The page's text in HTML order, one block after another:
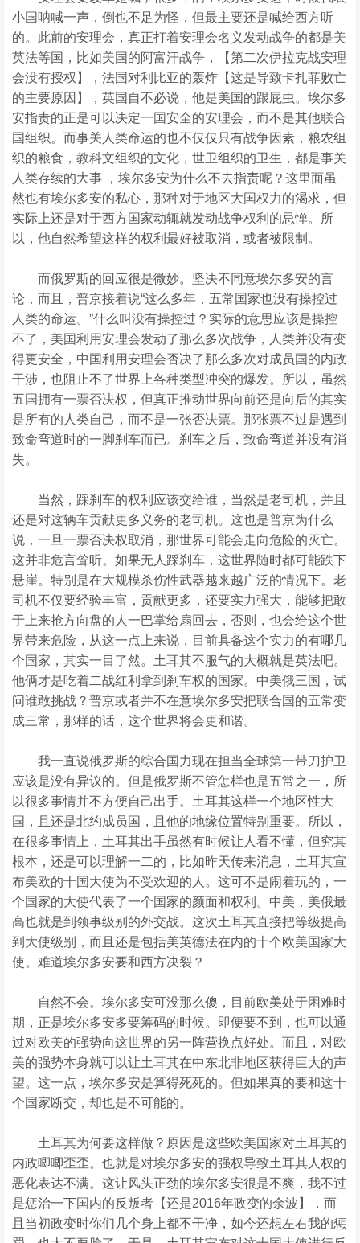
小国呐喊一声，倒也不足为怪，但最主要还是喊给西方听
的。此前的安理会，真正打着安理会名义发动战争的都是美
英法等国，比如美国的阿富汗战争，【第二次伊拉克战安理
会没有授权】，法国对利比亚的轰炸【这是导致卡扎菲败亡
的主要原因】，英国自不必说，他是美国的跟屁虫。埃尔多
安指责的正是可以决定一国安全的安理会，而不是其他联合
国组织。而事关人类命运的也不仅仅只有战争因素，粮农组
织的粮食，教科文组织的文化，世卫组织的卫生，都是事关
人类存续的大事 ，埃尔多安为什么不去指责呢？这里面虽
然也有埃尔多安的私心，那种对于地区大国权力的渴求，但
实际上还是对于西方国家动辄就发动战争权利的忌惮。所
以，他自然希望这样的权利最好被取消，或者被限制。
而俄罗斯的回应很是微妙。坚决不同意埃尔多安的言
论，而且，普京接着说“这么多年，五常国家也没有操控过
人类的命运。”什么叫没有操控过？实际的意思应该是操控
不了，美国利用安理会发动了那么多次战争，人类并没有变
得更安全，中国利用安理会否决了那么多次对成员国的内政
干涉，也阻止不了世界上各种类型冲突的爆发。所以，虽然
五国拥有一票否决权，但真正推动世界向前还是向后的其实
是所有的人类自己，而不是一张否决票。那张票不过是遇到
致命弯道时的一脚刹车而已。刹车之后，致命弯道并没有消
失。
当然，踩刹车的权利应该交给谁，当然是老司机，并且
还是对这辆车贡献更多义务的老司机。这也是普京为什么
说，一旦一票否决权取消，那世界可能会走向危险的灭亡。
这并非危言耸听。如果无人踩刹车，这世界随时都可能跌下
悬崖。特别是在大规模杀伤性武器越来越广泛的情况下。老
司机不仅要经验丰富，贡献更多，还要实力强大，能够把敢
于上来抢方向盘的人一巴掌给扇回去，否则，也会给这个世
界带来危险，从这一点上来说，目前具备这个实力的有哪几
个国家，其实一目了然。土耳其不服气的大概就是英法吧。
他俩才是吃着二战红利拿到刹车权的国家。中美俄三国，试
问谁敢挑战？普京或者并不在意埃尔多安把联合国的五常变
成三常，那样的话，这个世界将会更和谐。
我一直说俄罗斯的综合国力现在担当全球第一带刀护卫
应该是没有异议的。但是俄罗斯不管怎样也是五常之一，所
以很多事情并不方便自己出手。土耳其这样一个地区性大
国，且还是北约成员国，且他的地缘位置特别重要。所以，
在很多事情上，土耳其出手虽然有时候让人看不懂，但究其
根本，还是可以理解一二的，比如昨天传来消息，土耳其宣
布美欧的十国大使为不受欢迎的人。这可不是闹着玩的，一
个国家的大使代表了一个国家的颜面和权利。中美，美俄最
高也就是到领事级别的外交战。这次土耳其直接把等级提高
到大使级别，而且还是包括美英德法在内的十个欧美国家大
使。难道埃尔多安要和西方决裂？
自然不会。埃尔多安可没那么傻，目前欧美处于困难时
期，正是埃尔多安多要筹码的时候。即便要不到，也可以通
过对欧美的强势向这世界的另一阵营换点好处。而且，对欧
美的强势本身就可以让土耳其在中东北非地区获得巨大的声
望。这一点，埃尔多安是算得死死的。但如果真的要和这十
个国家断交，却也是不可能的。
土耳其为何要这样做？原因是这些欧美国家对土耳其的
内政唧唧歪歪。也就是对埃尔多安的强权导致土耳其人权的
恶化表达不满。这让风头正劲的埃尔多安很是不爽，我不过
是惩治一下国内的反叛者【还是2016年政变的余波】，而
且当初政变时你们几个身上都不干净，如今还想左右我的惩